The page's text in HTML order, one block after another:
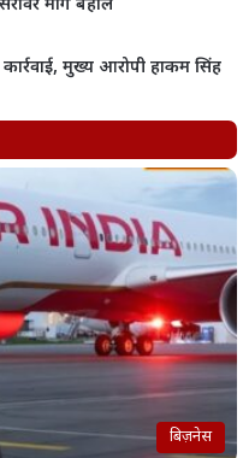
मार्ग बहाल
मुख्य आरोपी हाकम सिंह
बिज़नेस